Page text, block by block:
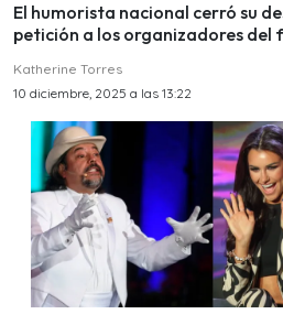
El humorista nacional cerró su
petición a los organizadores del
Katherine Torres
10 diciembre, 2025 a las 13:22